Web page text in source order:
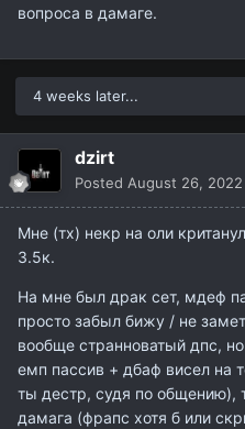
вопроса в дамаге.
4 weeks later...
dzirt
Posted August 26, 2022
Мне (тх) некр на оли
3.5к.
На мне был драк сет, мдеф
просто забыл бижу / не
вообще странноватый дпс,
емп пассив + дбаф висел на
ты дестр, судя по общению),
дамага (фрапс хотя б или